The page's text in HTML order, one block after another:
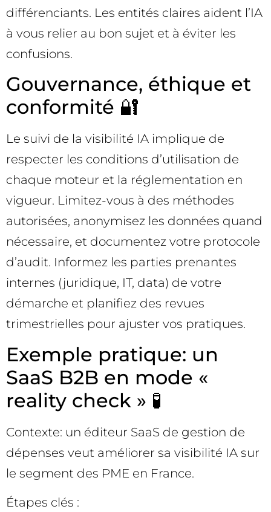
différenciants. Les entités claires aident l’IA
à vous relier au bon sujet et à éviter les
confusions.
Gouvernance, éthique et
conformité 🔐
Le suivi de la visibilité IA implique de
respecter les conditions d’utilisation de
chaque moteur et la réglementation en
vigueur. Limitez-vous à des méthodes
autorisées, anonymisez les données quand
nécessaire, et documentez votre protocole
d’audit. Informez les parties prenantes
internes (juridique, IT, data) de votre
démarche et planifiez des revues
trimestrielles pour ajuster vos pratiques.
Exemple pratique: un
SaaS B2B en mode «
reality check » 🧪
Contexte: un éditeur SaaS de gestion de
dépenses veut améliorer sa visibilité IA sur
le segment des PME en France.
Étapes clés :